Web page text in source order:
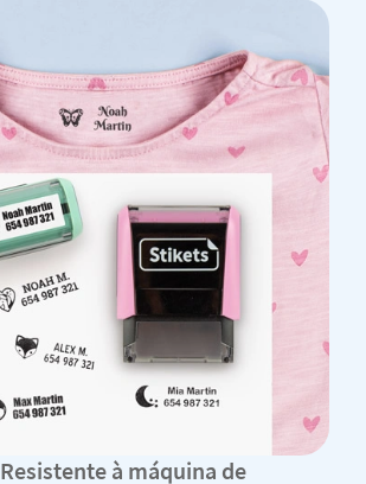
Resistente à máquina de